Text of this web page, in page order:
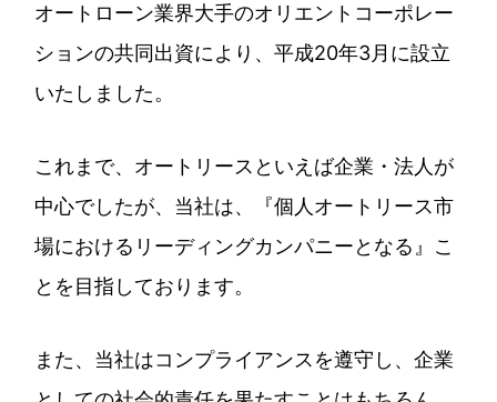
オートローン業界大手のオリエントコーポレー
ションの共同出資により、平成20年3月に設立
いたしました。
これまで、オートリースといえば企業・法人が
中心でしたが、当社は、『個人オートリース市
場におけるリーディングカンパニーとなる』こ
とを目指しております。
また、当社はコンプライアンスを遵守し、企業